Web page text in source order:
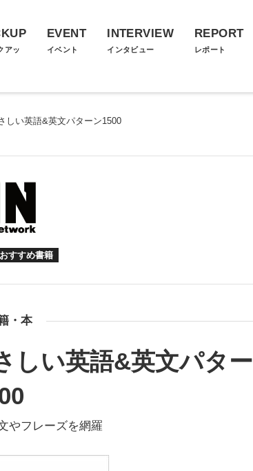
アッ
EVENT
イベント
INTERVIEW
インタビュー
REPORT
レポート
しい英語&英文パターン1500
すすめ書籍
・本
しい英語&英文パター
やフレーズを網羅